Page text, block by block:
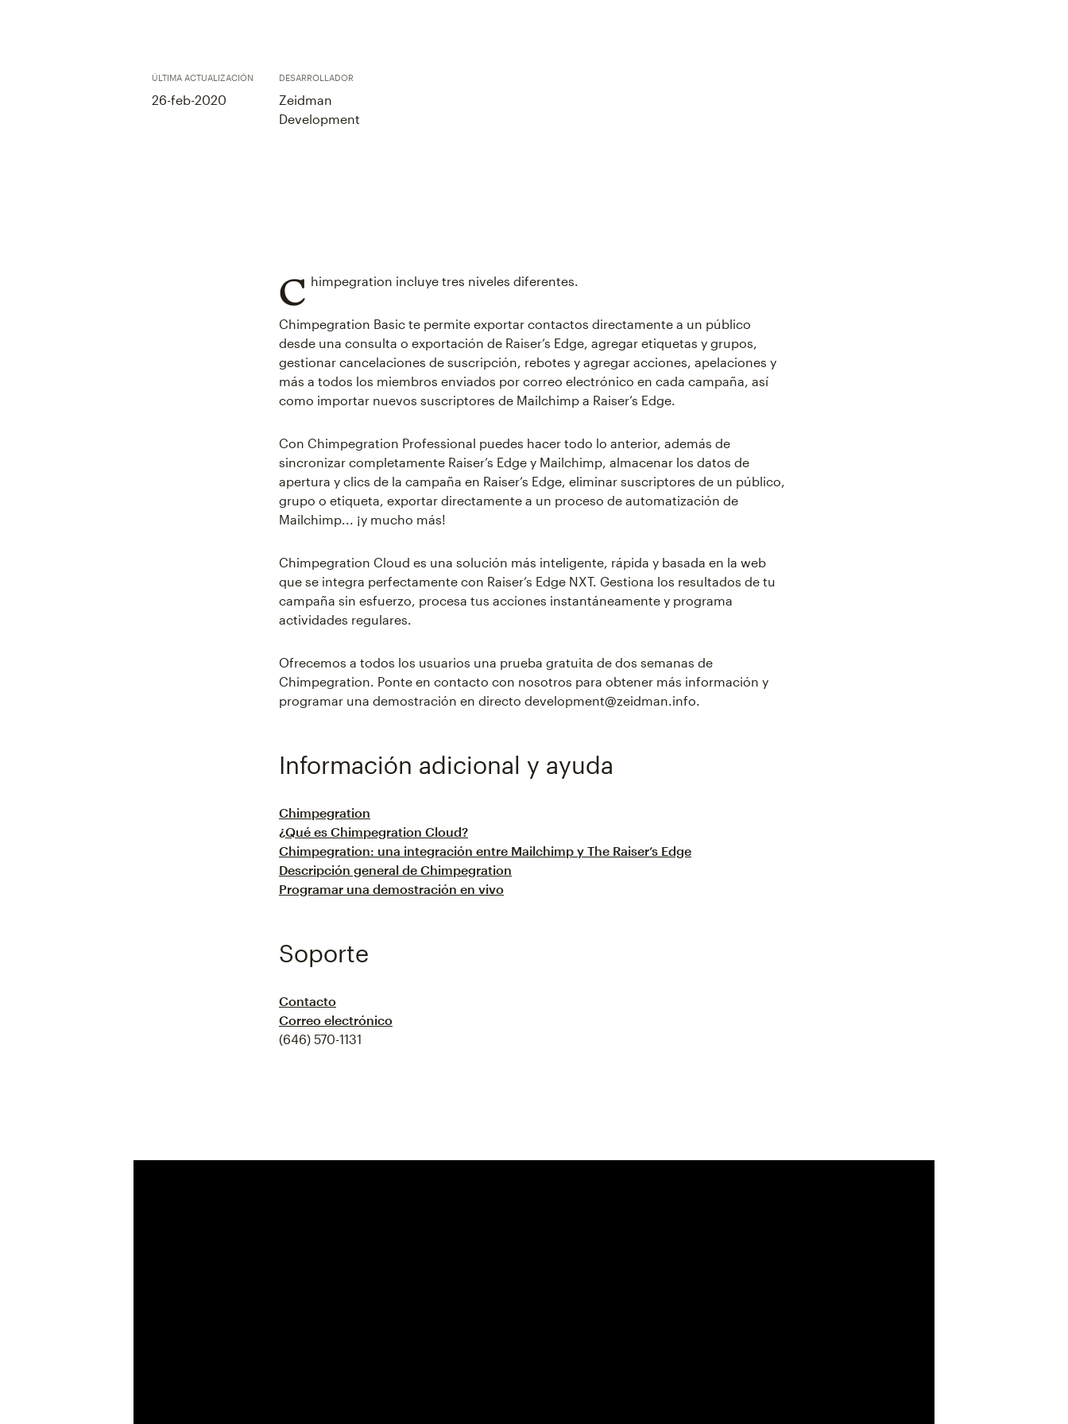
ÚLTIMA ACTUALIZACIÓN
26-feb-2020
DESARROLLADOR
Zeidman
Development
C himpegration incluye tres niveles diferentes.
Chimpegration Basic te permite exportar contactos directamente a un público
desde una consulta o exportación de Raiser’s Edge, agregar etiquetas y grupos,
gestionar cancelaciones de suscripción, rebotes y agregar acciones, apelaciones y
más a todos los miembros enviados por correo electrónico en cada campaña, así
como importar nuevos suscriptores de Mailchimp a Raiser’s Edge.
Con Chimpegration Professional puedes hacer todo lo anterior, además de
sincronizar completamente Raiser’s Edge y Mailchimp, almacenar los datos de
apertura y clics de la campaña en Raiser’s Edge, eliminar suscriptores de un público,
grupo o etiqueta, exportar directamente a un proceso de automatización de
Mailchimp... ¡y mucho más!
Chimpegration Cloud es una solución más inteligente, rápida y basada en la web
que se integra perfectamente con Raiser’s Edge NXT. Gestiona los resultados de tu
campaña sin esfuerzo, procesa tus acciones instantáneamente y programa
actividades regulares.
Ofrecemos a todos los usuarios una prueba gratuita de dos semanas de
Chimpegration. Ponte en contacto con nosotros para obtener más información y
programar una demostración en directo development@zeidman.info.
Información adicional y ayuda
Chimpegration
¿Qué es Chimpegration Cloud?
Chimpegration: una integración entre Mailchimp y The Raiser’s Edge
Descripción general de Chimpegration
Programar una demostración en vivo
Soporte
Contacto
Correo electrónico
(646) 570-1131